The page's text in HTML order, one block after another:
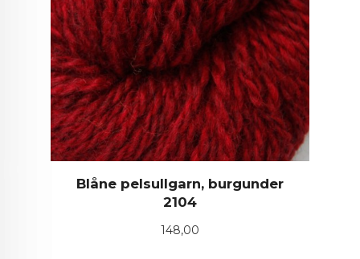
Blåne pelsullgarn, burgunder
2104
Pris
148,00